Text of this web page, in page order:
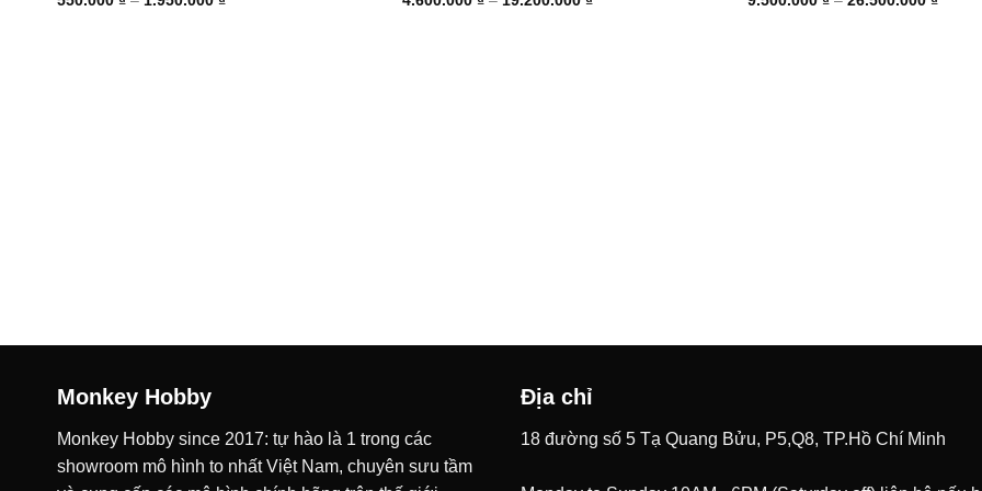
Monkey Hobby
Monkey Hobby since 2017: tự hào là 1 trong các
showroom mô hình to nhất Việt Nam, chuyên sưu tầm
Địa chỉ
18 đường số 5 Tạ Quang Bửu, P5,Q8, TP.Hồ Chí Minh